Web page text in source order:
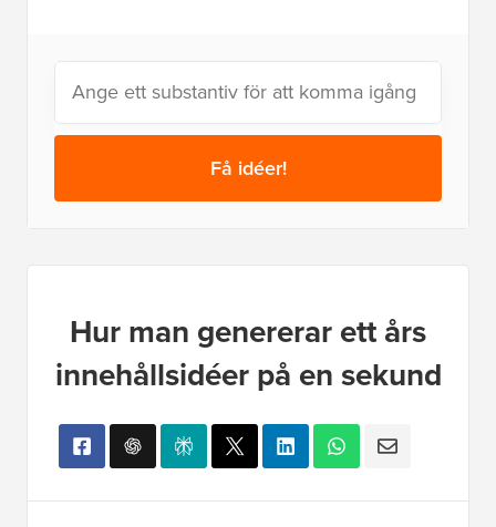
Få idéer!
Hur man genererar ett års
innehållsidéer på en sekund